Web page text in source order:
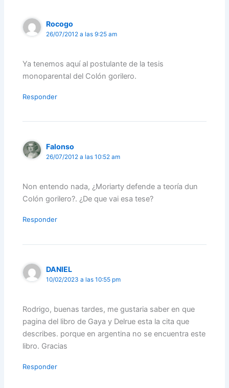
Rocogo
26/07/2012 a las 9:25 am
Ya tenemos aquí al postulante de la tesis
monoparental del Colón gorilero.
Responder
Falonso
26/07/2012 a las 10:52 am
Non entendo nada, ¿Moriarty defende a teoría dun
Colón gorilero?. ¿De que vai esa tese?
Responder
DANIEL
10/02/2023 a las 10:55 pm
Rodrigo, buenas tardes, me gustaria saber en que
pagina del libro de Gaya y Delrue esta la cita que
describes. porque en argentina no se encuentra este
libro. Gracias
Responder